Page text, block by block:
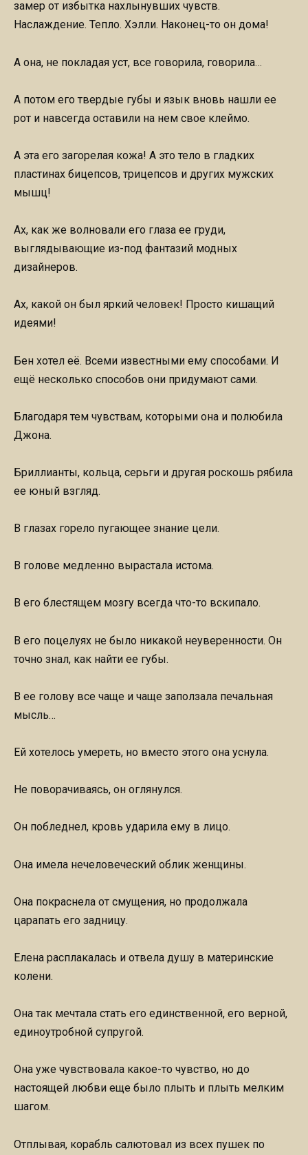
замер от избытка нахлынувших чувств.
Наслаждение. Тепло. Хэлли. Наконец-то он дома!
А она, не покладая уст, все говорила, говорила…
А потом его твердые губы и язык вновь нашли ее
рот и навсегда оставили на нем свое клеймо.
А эта его загорелая кожа! А это тело в гладких
пластинах бицепсов, трицепсов и других мужских
мышц!
Ах, как же волновали его глаза ее груди,
выглядывающие из-под фантазий модных
дизайнеров.
Ах, какой он был яркий человек! Просто кишащий
идеями!
Бен хотел её. Всеми известными ему способами. И
ещё несколько способов они придумают сами.
Благодаря тем чувствам, которыми она и полюбила
Джона.
Бриллианты, кольца, серьги и другая роскошь рябила
ее юный взгляд.
В глазах горело пугающее знание цели.
В голове медленно вырастала истома.
В его блестящем мозгу всегда что-то вскипало.
В его поцелуях не было никакой неуверенности. Он
точно знал, как найти ее губы.
В ее голову все чаще и чаще заползала печальная
мысль…
Ей хотелось умереть, но вместо этого она уснула.
Не поворачиваясь, он оглянулся.
Он побледнел, кровь ударила ему в лицо.
Она имела нечеловеческий облик женщины.
Она покраснела от смущения, но продолжала
царапать его задницу.
Елена расплакалась и отвела душу в материнские
колени.
Она так мечтала стать его единственной, его верной,
единоутробной супругой.
Она уже чувствовала какое-то чувство, но до
настоящей любви еще было плыть и плыть мелким
шагом.
Отплывая, корабль салютовал из всех пушек по